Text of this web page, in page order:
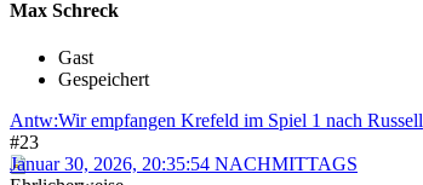
Max Schreck
Gast
Gespeichert
Antw:Wir empfangen Krefeld im Spiel 1 nach Russell
#23
Januar 30, 2026, 20:35:54 NACHMITTAGS